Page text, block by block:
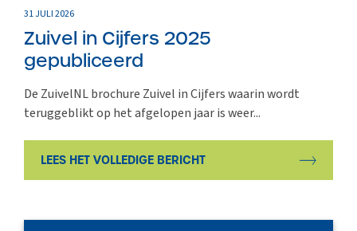
31 JULI 2026
Zuivel in Cijfers 2025
gepubliceerd
De ZuivelNL brochure Zuivel in Cijfers waarin wordt
teruggeblikt op het afgelopen jaar is weer...
LEES HET VOLLEDIGE BERICHT